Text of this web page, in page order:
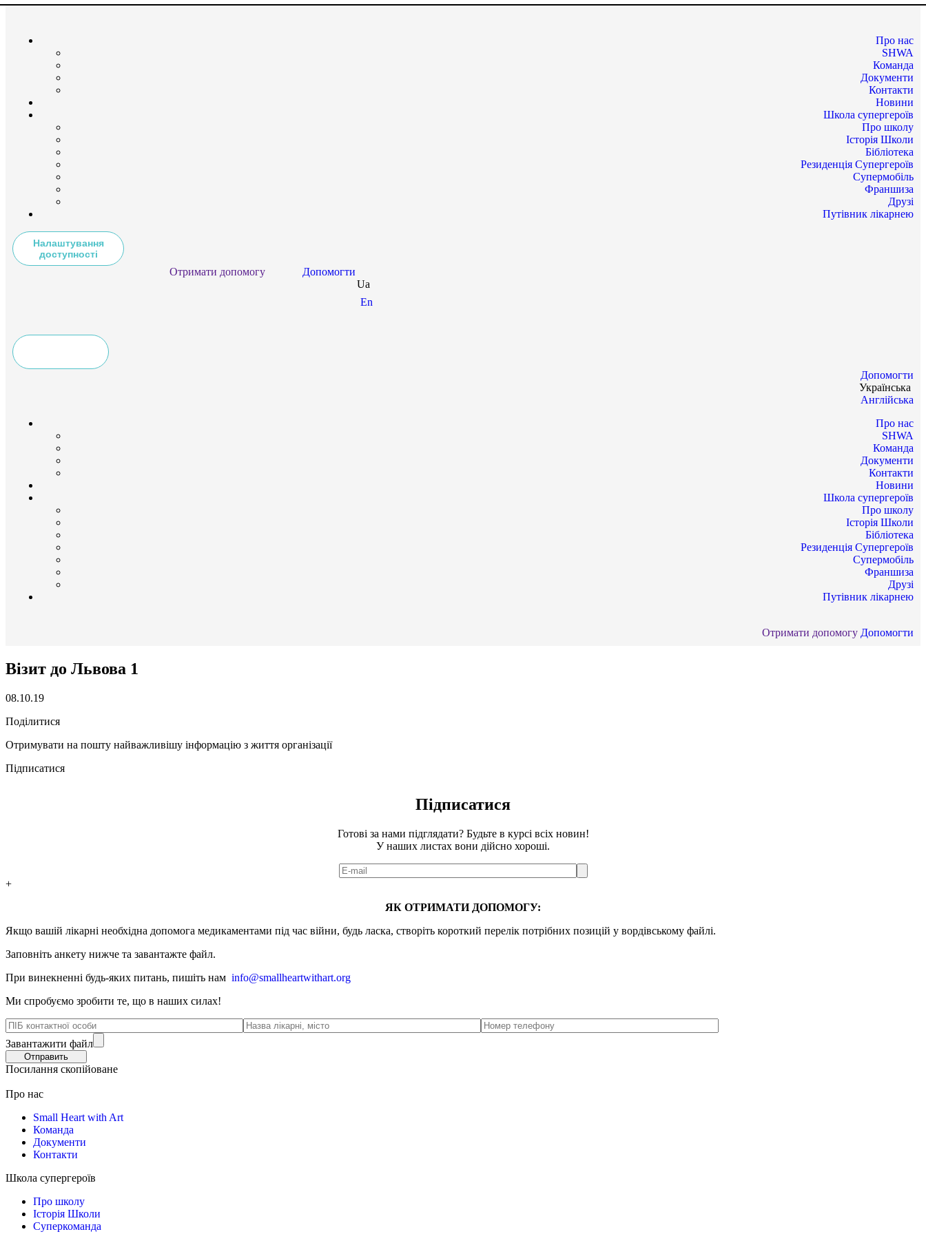
Про нас
SHWA
Команда
Документи
Контакти
Новини
Школа супергероїв
Про школу
Історія Школи
Бібліотека
Резиденція Супергероїв
Супермобіль
Франшиза
Друзі
Путівник лікарнею
Налаштування
доступності
Отримати допомогу
Допомогти
Ua
En
Допомогти
Українська
Англійська
Про нас
SHWA
Команда
Документи
Контакти
Новини
Школа супергероїв
Про школу
Історія Школи
Бібліотека
Резиденція Супергероїв
Супермобіль
Франшиза
Друзі
Путівник лікарнею
Отримати допомогу Допомогти
Візит до Львова 1
08.10.19
Поділитися
Отримувати на пошту найважливішу інформацію з життя організації
Підписатися
Підписатися
Готові за нами підглядати? Будьте в курсі всіх новин!
У наших листах вони дійсно хороші.
+
ЯК ОТРИМАТИ ДОПОМОГУ:
Якщо вашій лікарні необхідна допомога медикаментами під час війни, будь ласка, створіть короткий перелік потрібних позицій у вордівському файлі.
Заповніть анкету нижче та завантажте файл.
При винекненні будь-яких питань, пишіть нам info@smallheartwithart.org
Ми спробуємо зробити те, що в наших силах!
Завантажити файл
Посилання скопійоване
Про нас
Small Heart with Art
Команда
Документи
Контакти
Школа супергероїв
Про школу
Історія Школи
Суперкоманда